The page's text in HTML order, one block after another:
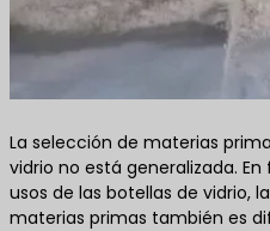
La selección de materias
vidrio no está generalizada.
usos de las botellas de vidrio,
materias primas también es